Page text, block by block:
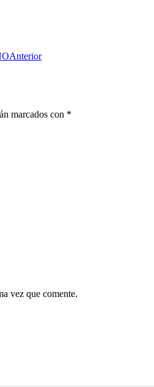
Anterior
marcados con *
vez que comente.